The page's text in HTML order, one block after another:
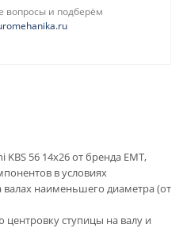
вопросы и подберём
56 14x26 от бренда EMT,
в условиях
валах наименьшего диаметра (от
ступицы на валу и